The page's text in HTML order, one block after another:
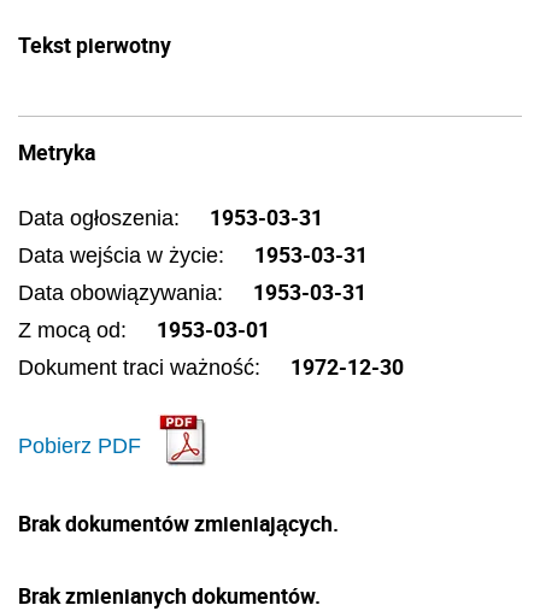
Tekst pierwotny
Metryka
Data ogłoszenia: 1953-03-31
Data wejścia w życie: 1953-03-31
Data obowiązywania: 1953-03-31
Z mocą od: 1953-03-01
Dokument traci ważność: 1972-12-30
Pobierz PDF
Brak dokumentów zmieniających.
Brak zmienianych dokumentów.